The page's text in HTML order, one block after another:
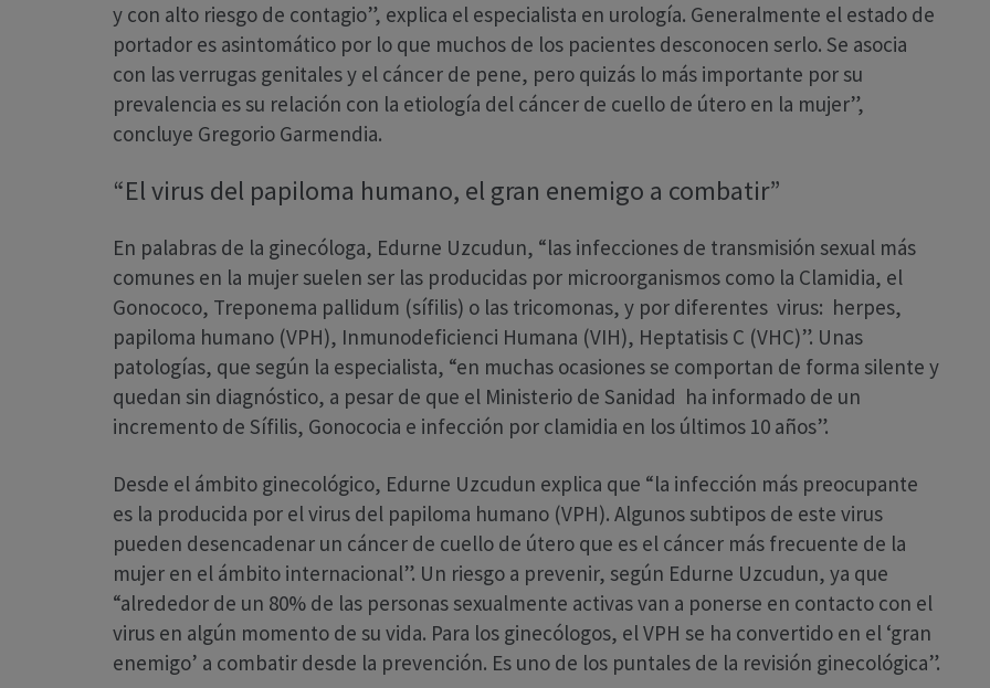
y con alto riesgo de contagio”, explica el especialista en urología. Generalmente el estado de
portador es asintomático por lo que muchos de los pacientes desconocen serlo. Se asocia
con las verrugas genitales y el cáncer de pene, pero quizás lo más importante por su
prevalencia es su relación con la etiología del cáncer de cuello de útero en la mujer”,
concluye Gregorio Garmendia.
“El virus del papiloma humano, el gran enemigo a combatir”
En palabras de la ginecóloga, Edurne Uzcudun, “las infecciones de transmisión sexual más
comunes en la mujer suelen ser las producidas por microorganismos como la Clamidia, el
Gonococo, Treponema pallidum (sífilis) o las tricomonas, y por diferentes virus: herpes,
papiloma humano (VPH), Inmunodeficienci Humana (VIH), Heptatisis C (VHC)”. Unas
patologías, que según la especialista, “en muchas ocasiones se comportan de forma silente y
quedan sin diagnóstico, a pesar de que el Ministerio de Sanidad ha informado de un
incremento de Sífilis, Gonococia e infección por clamidia en los últimos 10 años”.
Desde el ámbito ginecológico, Edurne Uzcudun explica que “la infección más preocupante
es la producida por el virus del papiloma humano (VPH). Algunos subtipos de este virus
pueden desencadenar un cáncer de cuello de útero que es el cáncer más frecuente de la
mujer en el ámbito internacional”. Un riesgo a prevenir, según Edurne Uzcudun, ya que
“alrededor de un 80% de las personas sexualmente activas van a ponerse en contacto con el
virus en algún momento de su vida. Para los ginecólogos, el VPH se ha convertido en el ‘gran
enemigo’ a combatir desde la prevención. Es uno de los puntales de la revisión ginecológica”.